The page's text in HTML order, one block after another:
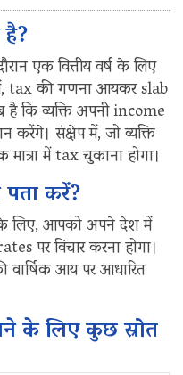
एक वित्तीय वर्ष के लिए
tax की गणना आयकर slab
कि व्यक्ति अपनी income
संक्षेप में, जो व्यक्ति
में tax चुकाना होगा।
करें?
लिए, आपको अपने देश में
पर विचार करना होगा।
वार्षिक आय पर आधारित
के लिए कुछ स्रोत